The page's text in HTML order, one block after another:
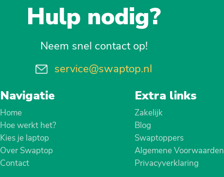
Hulp nodig?
Neem snel contact op!
service@swaptop.nl
Navigatie
Home
Hoe werkt het?
Kies je laptop
Over Swaptop
Contact
Extra links
Zakelijk
Blog
Swaptoppers
Algemene Voorwaarden
Privacyverklaring